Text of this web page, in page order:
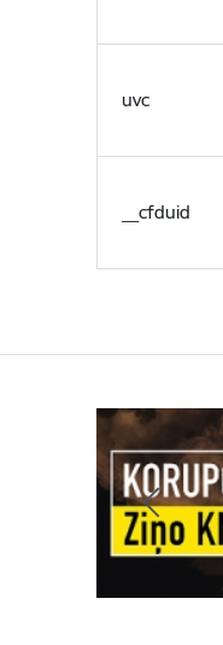
uvc
__cfduid